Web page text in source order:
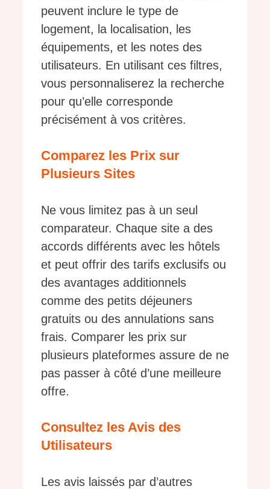
peuvent inclure le type de
logement, la localisation, les
équipements, et les notes des
utilisateurs. En utilisant ces filtres,
vous personnaliserez la recherche
pour qu’elle corresponde
précisément à vos critères.
Comparez les Prix sur
Plusieurs Sites
Ne vous limitez pas à un seul
comparateur. Chaque site a des
accords différents avec les hôtels
et peut offrir des tarifs exclusifs ou
des avantages additionnels
comme des petits déjeuners
gratuits ou des annulations sans
frais. Comparer les prix sur
plusieurs plateformes assure de ne
pas passer à côté d’une meilleure
offre.
Consultez les Avis des
Utilisateurs
Les avis laissés par d’autres